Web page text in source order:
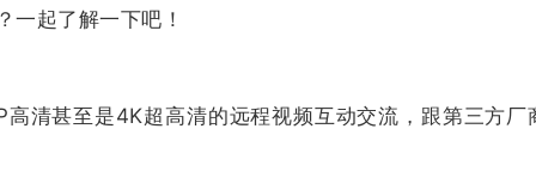
一起了解一下吧！
清甚至是4K超高清的远程视频互动交流，跟第三方